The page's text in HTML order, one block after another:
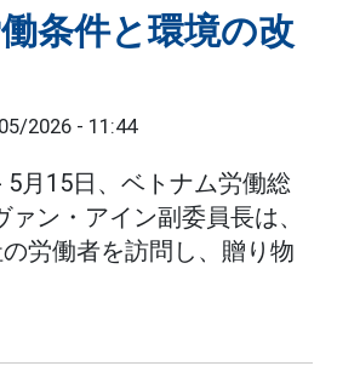
条件と環境の改
2026 - 11:44
5月15日、ベトナム労働総
ン・アイン副委員長は、
労働者を訪問し、贈り物